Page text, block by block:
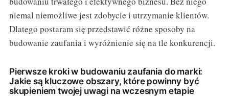
niemal niemożliwe jest zdobycie i utrzymanie klientów.
Dlatego postaram się przedstawić różne sposoby na
budowanie zaufania i wyróżnienie się na tle konkurencji.
Pierwsze kroki w budowaniu zaufania do marki:
Jakie są kluczowe obszary, które powinny być
skupieniem twojej uwagi na wczesnym etapie